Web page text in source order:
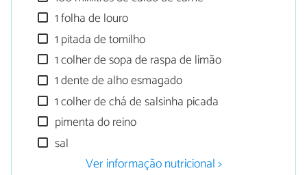
1 folha de louro
1 pitada de tomilho
1 colher de sopa de raspa de limão
1 dente de alho esmagado
1 colher de chá de salsinha picada
pimenta do reino
sal
Ver informação nutricional >